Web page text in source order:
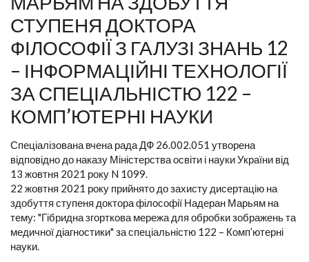
СТУПЕНЯ ДОКТОРА
ФІЛОСОФІЇ З ГАЛУЗІ ЗНАНЬ 12
– ІНФОРМАЦІЙНІ ТЕХНОЛОГІЇ
ЗА СПЕЦІАЛЬНІСТЮ 122 –
КОМП’ЮТЕРНІ НАУКИ
Спеціалізована вчена рада ДФ 26.002.051 утворена
відповідно до наказу Міністерства освіти і науки України від
13 жовтня 2021 року N 1099.
22 жовтня 2021 року прийнято до захисту дисертацію на
здобуття ступеня доктора філософії Надеран Марьям на
тему: "Гібридна згорткова мережа для обробки зображень та
медичної діагностики" за спеціальністю 122 – Комп’ютерні
науки.